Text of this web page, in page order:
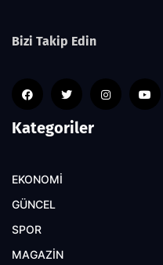
Bizi Takip Edin
Kategoriler
EKONOMİ
GÜNCEL
SPOR
MAGAZİN